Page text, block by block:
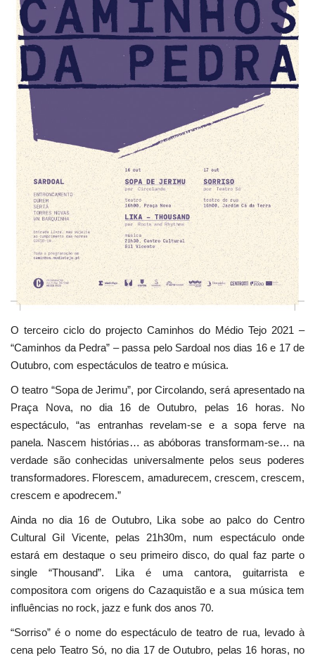
Estatuto Editorial
Saúde
Ficha técnica
Cultura
Lazer
Ambiente
O terceiro ciclo do projecto Caminhos do Médio Tejo 2021 –
“Caminhos da Pedra” – passa pelo Sardoal nos dias 16 e 17 de
Outubro, com espectáculos de teatro e música.
O teatro “Sopa de Jerimu”, por Circolando, será apresentado na
Praça Nova, no dia 16 de Outubro, pelas 16 horas. No
espectáculo, “as entranhas revelam-se e a sopa ferve na
panela. Nascem histórias… as abóboras transformam-se… na
verdade são conhecidas universalmente pelos seus poderes
transformadores. Florescem, amadurecem, crescem, crescem,
crescem e apodrecem.”
Ainda no dia 16 de Outubro, Lika sobe ao palco do Centro
Cultural Gil Vicente, pelas 21h30m, num espectáculo onde
estará em destaque o seu primeiro disco, do qual faz parte o
single “Thousand”. Lika é uma cantora, guitarrista e
compositora com origens do Cazaquistão e a sua música tem
influências no rock, jazz e funk dos anos 70.
“Sorriso” é o nome do espectáculo de teatro de rua, levado à
cena pelo Teatro Só, no dia 17 de Outubro, pelas 16 horas, no